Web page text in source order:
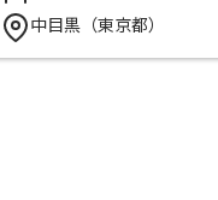
中目黒（東京都）